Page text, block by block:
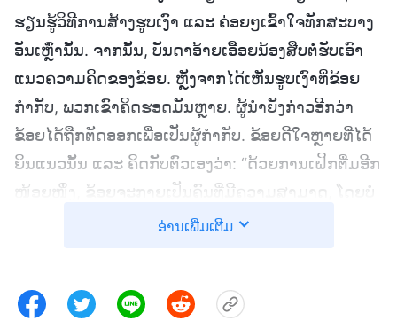
ຮຽນຮູ້ວິທີການສ້າງຮູບເງົາ ແລະ ຄ່ອຍໆເຂົ້າໃຈທັກສະບາງ
ອັນເຫຼົ່ານັ້ນ. ຈາກນັ້ນ, ບັນດາອ້າຍເອື້ອຍນ້ອງສືບຕໍ່ຮັບເອົາ
ແນວຄວາມຄິດຂອງຂ້ອຍ. ຫຼັງຈາກໄດ້ເຫັນຮູບເງົາທີ່ຂ້ອຍ
ກຳກັບ, ພວກເຂົາຄິດຮອດມັນຫຼາຍ. ຜູ້ນໍາຍັງກ່າວອີກວ່າ
ຂ້ອຍໄດ້ຖືກຕັດອອກເພື່ອເປັນຜູ້ກໍາກັບ. ຂ້ອຍດີໃຈຫຼາຍທີ່ໄດ້
ຍິນແນວນັ້ນ ແລະ ຄິດກັບຕົວເອງວ່າ: “ດ້ວຍການເຝິກຕື່ມອີກ
ໜ້ອຍໜຶ່ງ, ຂ້ອຍຈະກາຍເປັນຄົນທີ່ມີຄວາມສາມາດ, ໂດຍບໍ່
ຕ້ອງສົງໃສເລີຍ”. ເມື່ອເຮັດວຽກກັບບັນດາອ້າຍເອື້ອຍນ້ອງ
ສູງ. ຂ້ອຍຍັງຕ້ອງການທີ່ຈະມີຄໍາເວົ້າສຸດທ້າຍໃນທຸກຢ່າງ
ອ່ານເພີ່ມເຕີມ